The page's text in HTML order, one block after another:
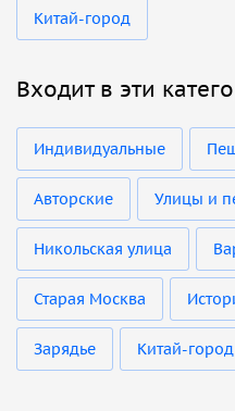
Китай-город
Входит в эти
Индивидуальные
Авторские Улицы и
Никольская улица
Старая Москва
Зарядье Китай-город